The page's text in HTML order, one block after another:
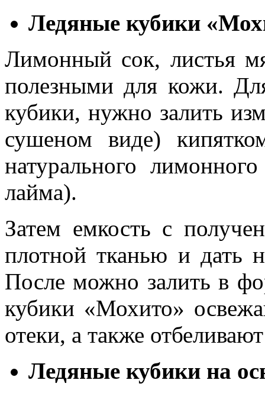
Ледяные кубики
Лимонный сок, листья
полезными для кожи.
кубики, нужно залить
сушеном виде)
натурального
лайма).
Затем емкость с
плотной тканью и дать
После можно залить в
кубики «Мохито»
отеки, а также
Ледяные кубики на